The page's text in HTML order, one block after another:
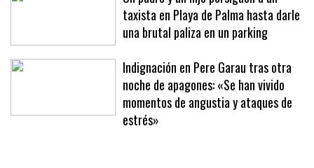
Un padre y un hijo persiguen a un
taxista en Playa de Palma hasta darle
una brutal paliza en un parking
Indignación en Pere Garau tras otra
noche de apagones: «Se han vivido
momentos de angustia y ataques de